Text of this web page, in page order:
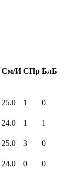
См/И СПр БлБ
25.0 1
0
24.0 1
1
25.0 3
0
24.0 0
0